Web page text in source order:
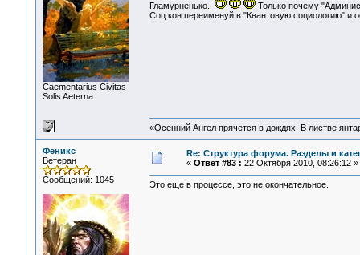
Сaementarius Civitas
Solis Aeterna
Гламурненько.
Только почему
Соц.кон переименуй в "Квантовую социологию"
«Осенний Ангел прячется в дождях. В листве
Феникс
Ветеран
Сообщений: 1045
Re: Структура форума. Разделы и
« Ответ #83 : 22 Октября 2010, 08:26:12 »
Это еще в процессе, это не окончательное.